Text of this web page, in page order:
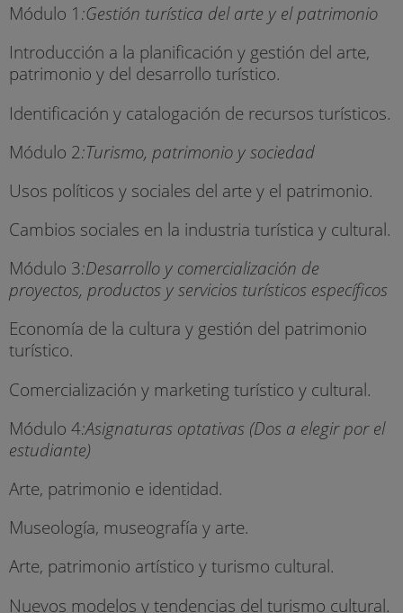
Módulo 1:Gestión turística del arte y el patrimonio
Introducción a la planificación y gestión del arte,
patrimonio y del desarrollo turístico.
Identificación y catalogación de recursos turísticos.
Módulo 2:Turismo, patrimonio y sociedad
Usos políticos y sociales del arte y el patrimonio.
Cambios sociales en la industria turística y cultural.
Módulo 3:Desarrollo y comercialización de
proyectos, productos y servicios turísticos específicos
Economía de la cultura y gestión del patrimonio
turístico.
Comercialización y marketing turístico y cultural.
Módulo 4:Asignaturas optativas (Dos a elegir por el
estudiante)
Arte, patrimonio e identidad.
Museología, museografía y arte.
Arte, patrimonio artístico y turismo cultural.
Nuevos modelos y tendencias del turismo cultural.